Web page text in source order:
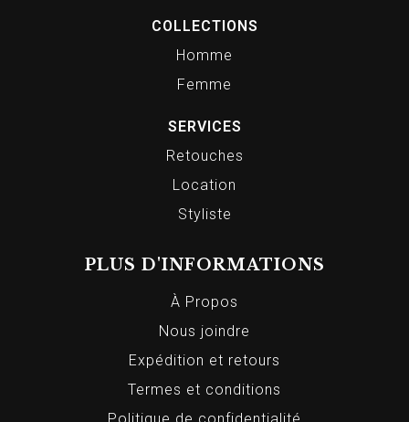
COLLECTIONS
Homme
Femme
SERVICES
Retouches
Location
Styliste
PLUS D'INFORMATIONS
À Propos
Nous joindre
Expédition et retours
Termes et conditions